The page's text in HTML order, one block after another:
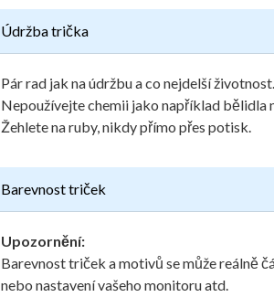
Údržba trička
Pár rad jak na údržbu a co nejdelší životnost.
Nepoužívejte chemii jako například bělidla
Žehlete na ruby, nikdy přímo přes potisk.
Barevnost triček
Upozornění:
Barevnost triček a motivů se může reálně
nebo nastavení vašeho monitoru atd.